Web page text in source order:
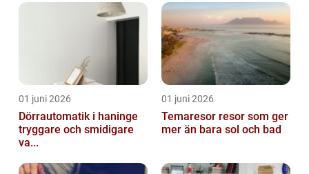
01 juni 2026
Dörrautomatik i haninge
tryggare och smidigare
va...
01 juni 2026
Temaresor resor som ger
mer än bara sol och bad